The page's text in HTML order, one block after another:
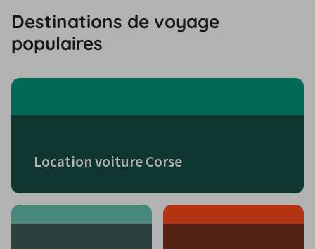
Destinations de voyage
populaires
Location voiture Corse